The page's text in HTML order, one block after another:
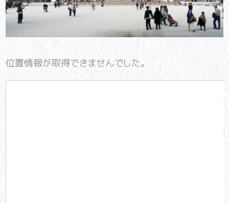
位置情報が取得できませんでした。